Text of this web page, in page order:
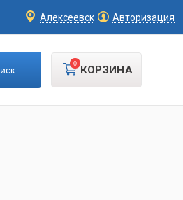
Алексеевск Авторизация
КОРЗИНА
0